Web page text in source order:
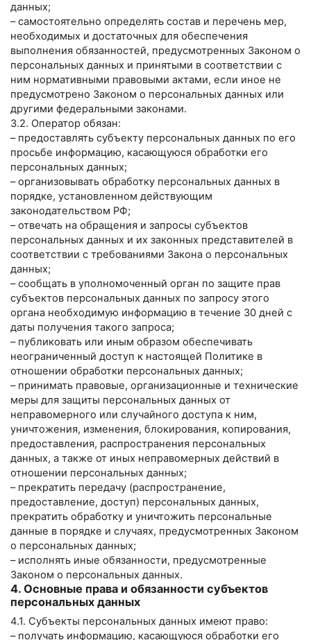
данных;
– самостоятельно определять состав и перечень мер,
необходимых и достаточных для обеспечения
выполнения обязанностей, предусмотренных Законом о
персональных данных и принятыми в соответствии с
ним нормативными правовыми актами, если иное не
предусмотрено Законом о персональных данных или
другими федеральными законами.
3.2. Оператор обязан:
– предоставлять субъекту персональных данных по его
просьбе информацию, касающуюся обработки его
персональных данных;
– организовывать обработку персональных данных в
порядке, установленном действующим
законодательством РФ;
– отвечать на обращения и запросы субъектов
персональных данных и их законных представителей в
соответствии с требованиями Закона о персональных
данных;
– сообщать в уполномоченный орган по защите прав
субъектов персональных данных по запросу этого
органа необходимую информацию в течение 30 дней с
даты получения такого запроса;
– публиковать или иным образом обеспечивать
неограниченный доступ к настоящей Политике в
отношении обработки персональных данных;
– принимать правовые, организационные и технические
меры для защиты персональных данных от
неправомерного или случайного доступа к ним,
уничтожения, изменения, блокирования, копирования,
предоставления, распространения персональных
данных, а также от иных неправомерных действий в
отношении персональных данных;
– прекратить передачу (распространение,
предоставление, доступ) персональных данных,
прекратить обработку и уничтожить персональные
данные в порядке и случаях, предусмотренных Законом
о персональных данных;
– исполнять иные обязанности, предусмотренные
Законом о персональных данных.
4. Основные права и обязанности субъектов
персональных данных
4.1. Субъекты персональных данных имеют право:
– получать информацию, касающуюся обработки его